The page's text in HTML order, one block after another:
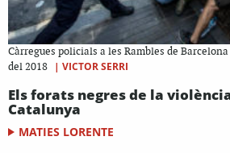
Càrregues policials a les Rambles de
del 2018
| VICTOR SERRI
Els forats negres de la
Catalunya
MATIES LORENTE